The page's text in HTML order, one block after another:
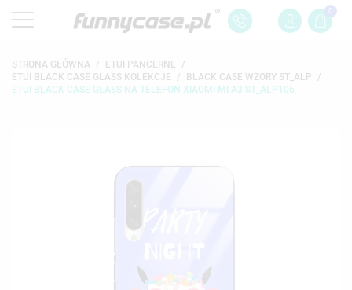
0
STRONA GŁÓWNA
ETUI PANCERNE
ETUI BLACK CASE GLASS KOLEKCJE
BLACK CASE WZORY ST_ALP
ETUI BLACK CASE GLASS NA TELEFON XIAOMI MI A3 ST_ALP106